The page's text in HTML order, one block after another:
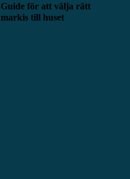
Guide för att välja rätt
markis till huset